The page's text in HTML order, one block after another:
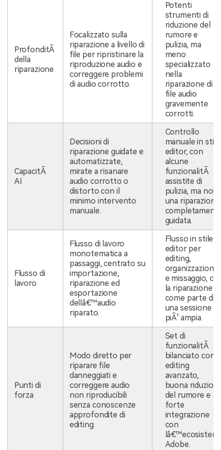
ProfonditÃ
della
riparazione
Focalizzato sulla
riparazione a livello di
file per ripristinare la
riproduzione audio e
correggere problemi
di audio corrotto.
Potenti
strumenti di
riduzione del
rumore e
pulizia, ma
meno
specializzato
nella
riparazione di
file audio
gravemente
corrotti.
CapacitÃ
AI
Decisioni di
riparazione guidate e
automatizzate,
mirate a risanare
audio corrotto o
distorto con il
minimo intervento
manuale.
Controllo
manuale in stile
editor, con
alcune
funzionalitÃ
assistite di
pulizia, ma non
una riparazione
guidata.
Flusso di
lavoro
Flusso di lavoro
monotematica a
passaggi, centrato su
importazione,
riparazione ed
esportazione
dellâ€™audio
riparato.
Flusso in stile
editor per
editing,
organizzazione
e missaggio,
la riparazione
come parte di
una sessione
piÃ¹ ampia.
Punti di
forza
Modo diretto per
riparare file
danneggiati e
correggere audio
non riproducibili
senza conoscenze
approfondite di
editing.
Set di
funzionalitÃ
bilanciato con
editing
avanzato,
buona
del rumore e
forte
integrazione
con
Adobe.